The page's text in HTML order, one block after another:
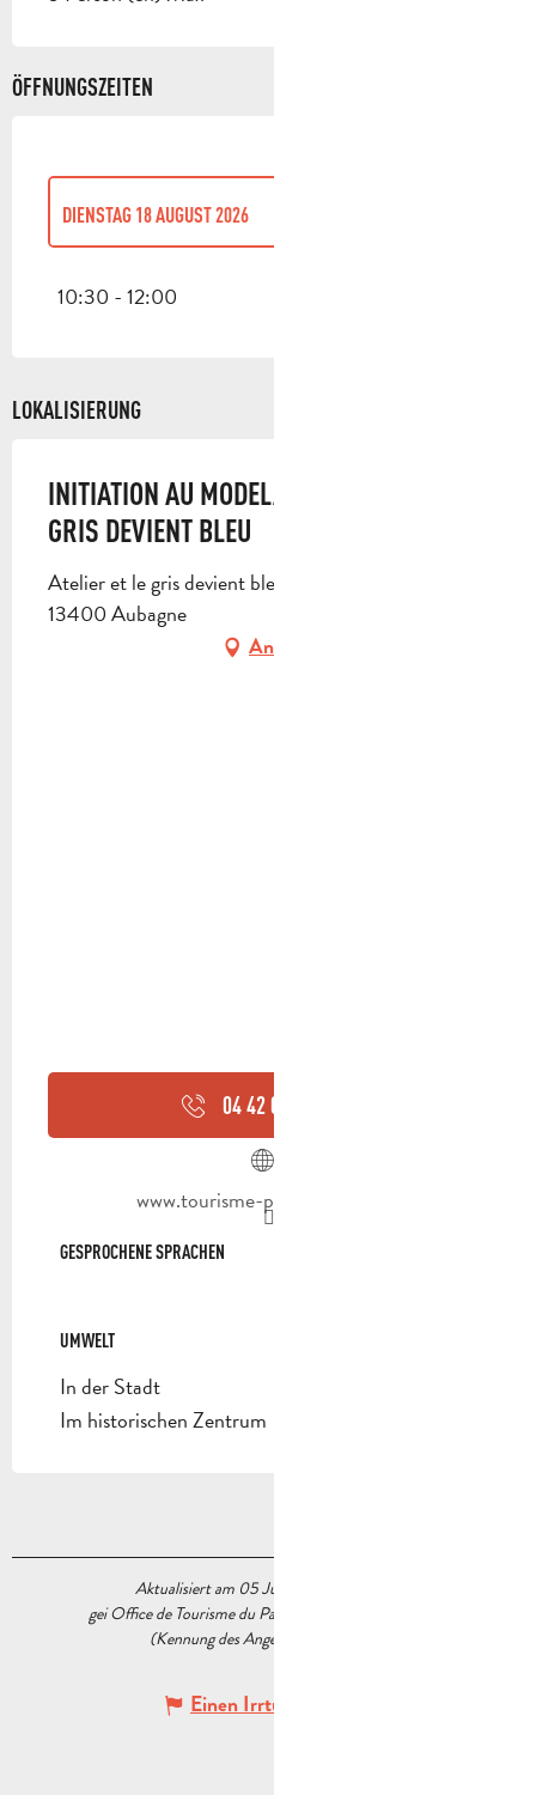
ÖFFNUNGSZEITEN
DIENSTAG 7 JULI 2026
DIENSTAG 21 JULI 2026
DIENSTAG 4 AUGUST 2026
DIENSTAG 18 AUGUST 2026
10:30 - 12:00
LOKALISIERUNG
INITIATION AU MODELAGE - ATELIER ET LE
GRIS DEVIENT BLEU
Atelier et le gris devient bleu, 13 rue Rastègue,
13400 Aubagne
Anfahrt
04 42 03 49
www.tourisme-paysdaubagne.fr
GESPROCHENE SPRACHEN
GESPROCHENE SPRACHEN
UMWELT
UMWELT
In der Stadt
Im historischen Zentrum
Aktualisiert am 05 Juni 2026 Um 16:45
gei Office de Tourisme du Pays d’Aubagne et de l’Étoile
(Kennung des Angebots :
Einen Irrtum angeben